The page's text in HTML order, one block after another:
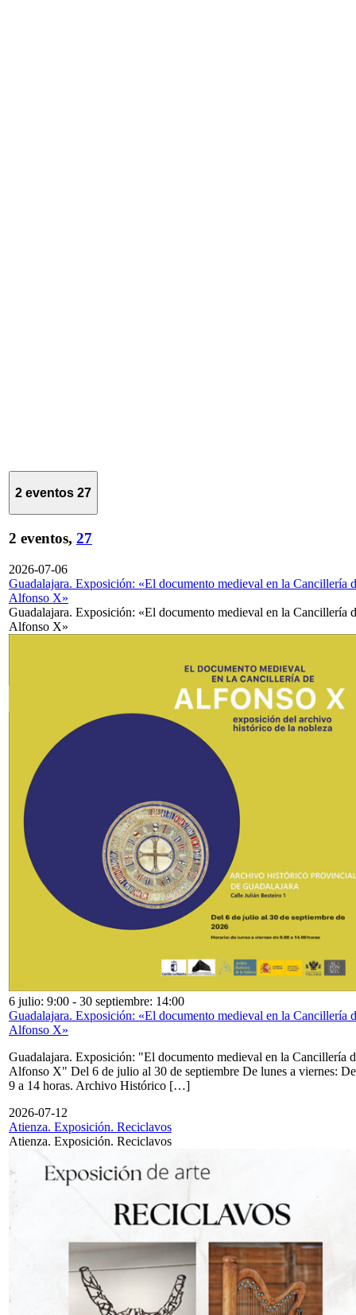
2 eventos 27
2 eventos, 27
2026-07-06
Guadalajara. Exposición: «El documento medieval en la Cancillería
Alfonso X»
Guadalajara. Exposición: «El documento medieval en la Cancillería
Alfonso X»
6 julio: 9:00 - 30 septiembre: 14:00
Guadalajara. Exposición: «El documento medieval en la Cancillería
Alfonso X»
Guadalajara. Exposición: "El documento medieval en la Cancillería
Alfonso X" Del 6 de julio al 30 de septiembre De lunes a viernes: De
9 a 14 horas. Archivo Histórico […]
2026-07-12
Atienza. Exposición. Reciclavos
Atienza. Exposición. Reciclavos